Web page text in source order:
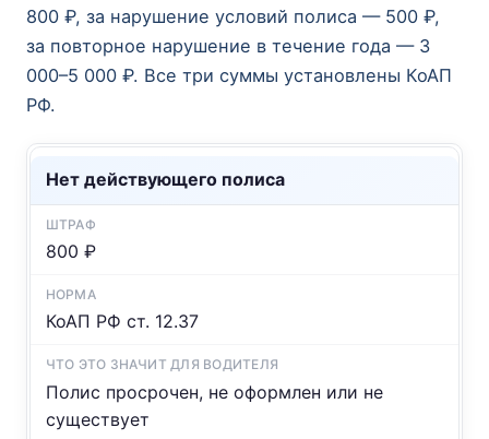
800 ₽, за нарушение условий полиса — 500 ₽,
за повторное нарушение в течение года — 3
000–5 000 ₽. Все три суммы установлены КоАП
РФ.
Нет действующего полиса
800 ₽
КоАП РФ ст. 12.37
Полис просрочен, не оформлен или не
существует